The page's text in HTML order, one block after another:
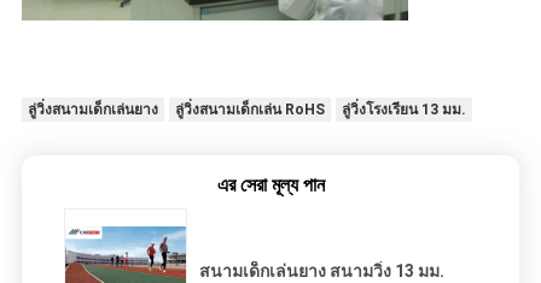
ลู่วิ่งสนามเด็กเล่นยาง ลู่วิ่งสนามเด็กเล่น RoHS ลู่วิ่งโรงเรียน 13 มม.
এর সেরা মূল্য পান
สนามเด็กเล่นยาง สนามวิ่ง 13 มม.